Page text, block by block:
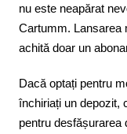
nu este neapărat
Cartumm. Lansarea
achită doar un
Dacă optați pentru
închiriați un depozit,
pentru desfășurarea